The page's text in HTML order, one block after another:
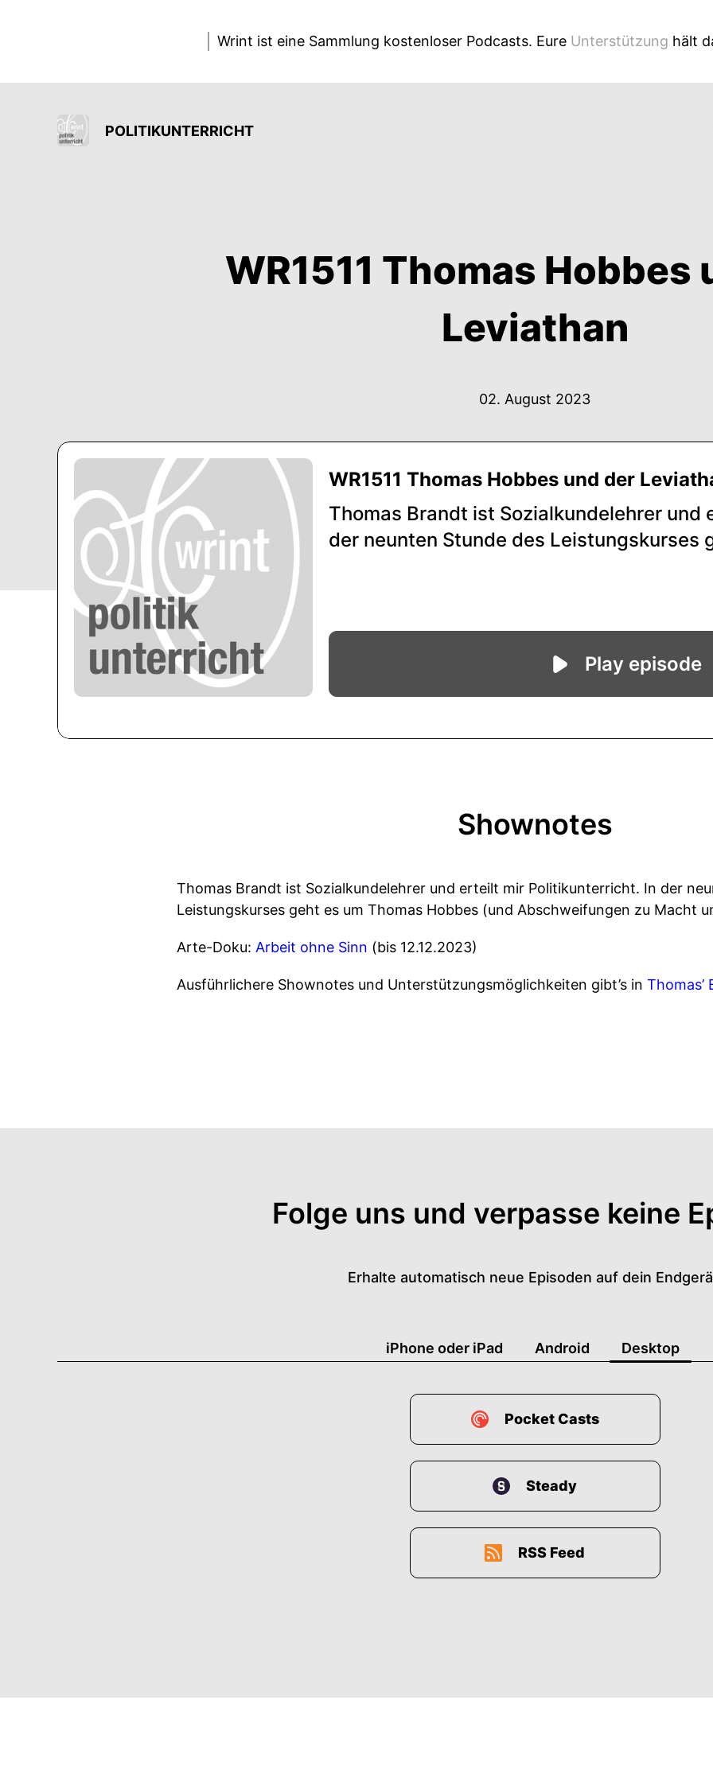
Wrint ist eine Sammlung kostenloser Podcasts. Eure Unterstützung hält
POLITIKUNTERRICHT
WR1511 Thomas Hobbes
Leviathan
02. August 2023
Shownotes
Thomas Brandt ist Sozialkundelehrer und erteilt mir Politikunterricht. In der
Leistungskurses geht es um Thomas Hobbes (und Abschweifungen zu Macht
Arte-Doku: Arbeit ohne Sinn (bis 12.12.2023)
Ausführlichere Shownotes und Unterstützungsmöglichkeiten gibt’s in Thomas’
Folge uns und verpasse keine
Erhalte automatisch neue Episoden auf dein
iPhone oder iPad Android Desktop
Pocket Casts
Steady
RSS Feed